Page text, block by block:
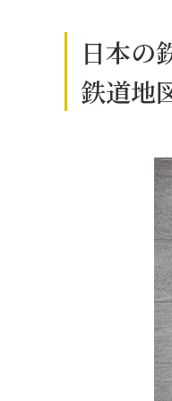
日本の
鉄道地